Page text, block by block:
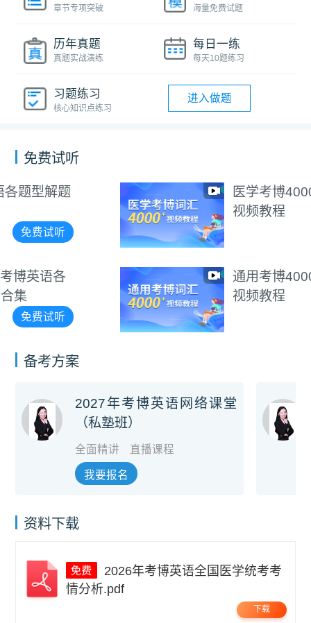
章节专项突破 海量免费试题
历年真题
真题实战演练
每日一练
每天10题练习
习题练习
核心知识点练习
进入做题
免费试听
医学考博4000+词汇朗读
视频教程
通用考博4000+词汇朗读
视频教程
备考方案
2027年考博英语网络课堂
（私塾班）
全面精讲 直播课程
我要报名
资料下载
情分析.pdf
下载